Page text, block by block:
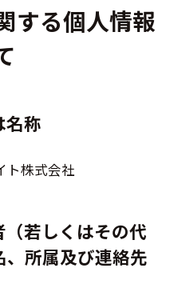
する個人情報
名称
ト株式会社
若しくはその代
所属及び連絡先